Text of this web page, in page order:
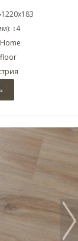
↕4